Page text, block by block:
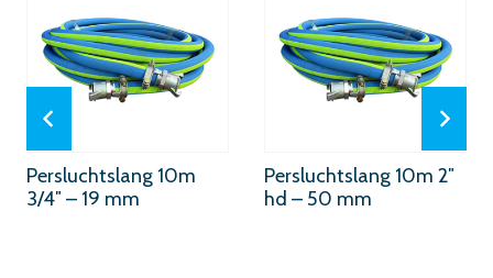
Persluchtslang 10m
3/4″ – 19 mm
Persluchtslang 10m 2″
hd – 50 mm